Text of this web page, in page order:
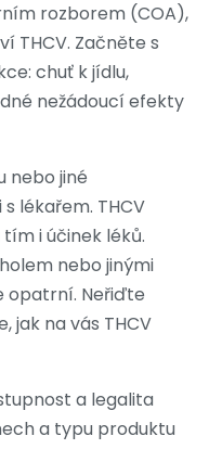
rozborem (COA),
THCV. Začněte s
chuť k jídlu,
nežádoucí efekty
nebo jiné
lékařem. THCV
i účinek léků.
nebo jinými
Neřiďte
jak na vás THCV
a legalita
a typu produktu